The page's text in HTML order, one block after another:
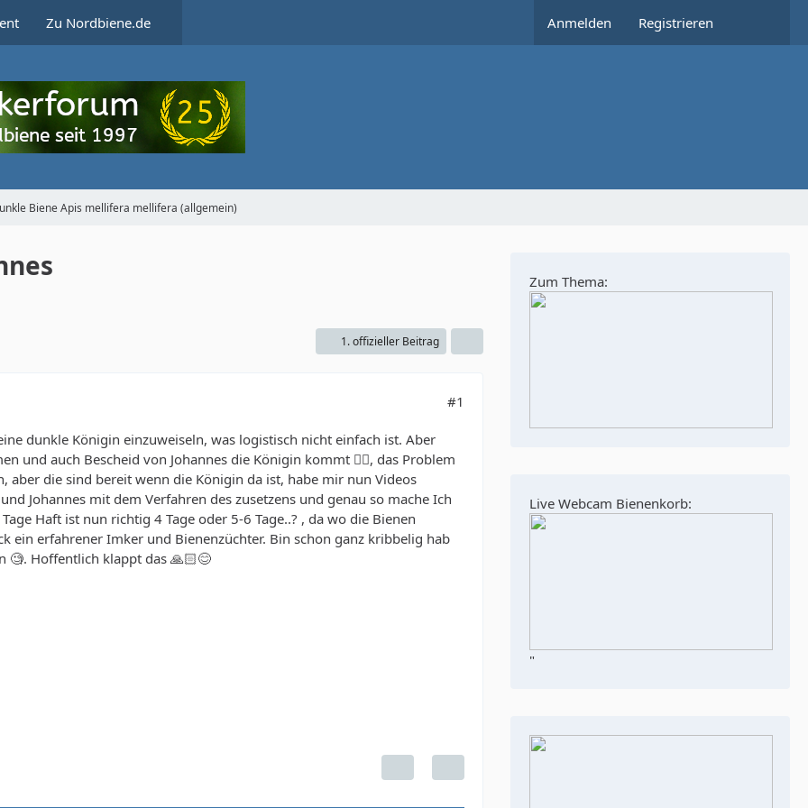
Zu Nordbiene.de Anmelden Registrieren
Biene Apis mellifera mellifera (allgemein)
1. offizieller Beitrag
#1
dunkle Königin einzuweiseln, was logistisch nicht einfach ist. Aber
und auch Bescheid von Johannes die Königin kommt 👍🏻, das Problem
aber die sind bereit wenn die Königin da ist, habe mir nun Videos
Johannes mit dem Verfahren des zusetzens und genau so mache Ich
Haft ist nun richtig 4 Tage oder 5-6 Tage..? , da wo die Bienen
ein erfahrener Imker und Bienenzüchter. Bin schon ganz kribbelig hab
🧐. Hoffentlich klappt das 🙏🏻😊
Zum Thema:
Live Webcam Bienenkorb:
"